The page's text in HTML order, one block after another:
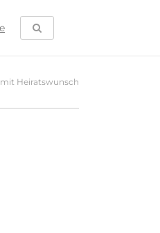
Heiratswunsch